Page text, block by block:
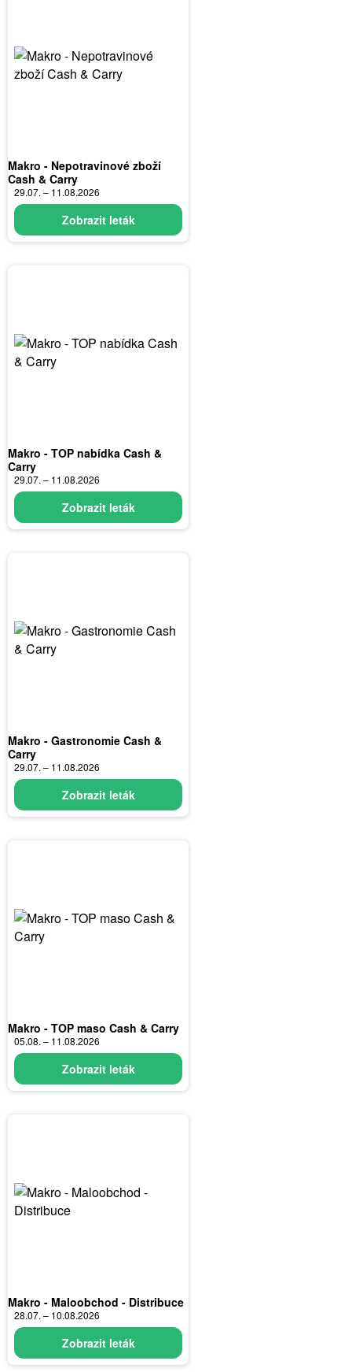
Makro - Nepotravinové zboží
Cash & Carry
29.07. – 11.08.2026
Zobrazit leták
Makro - TOP nabídka Cash &
Carry
29.07. – 11.08.2026
Zobrazit leták
Makro - Gastronomie Cash &
Carry
29.07. – 11.08.2026
Zobrazit leták
Makro - TOP maso Cash & Carry
05.08. – 11.08.2026
Zobrazit leták
Makro - Maloobchod - Distribuce
28.07. – 10.08.2026
Zobrazit leták